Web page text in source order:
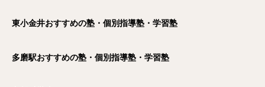
東小金井おすすめの塾・個別指導塾・学習塾
多磨駅おすすめの塾・個別指導塾・学習塾